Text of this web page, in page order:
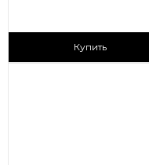
Купить